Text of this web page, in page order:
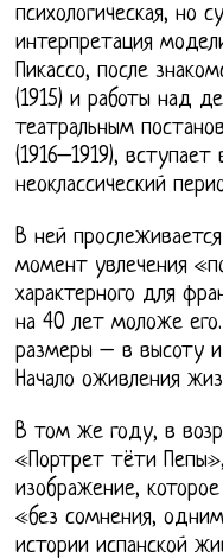
психологическая, но
интерпретация
Пикассо, после
(1915) и работы над
театральным
(1916–1919),
неоклассический
В ней
момент увлечения
характерного для
на 40 лет моложе
размеры – в высоту
Начало оживления
В том же году, в
«Портрет тёти
изображение,
«без сомнения,
истории испанской